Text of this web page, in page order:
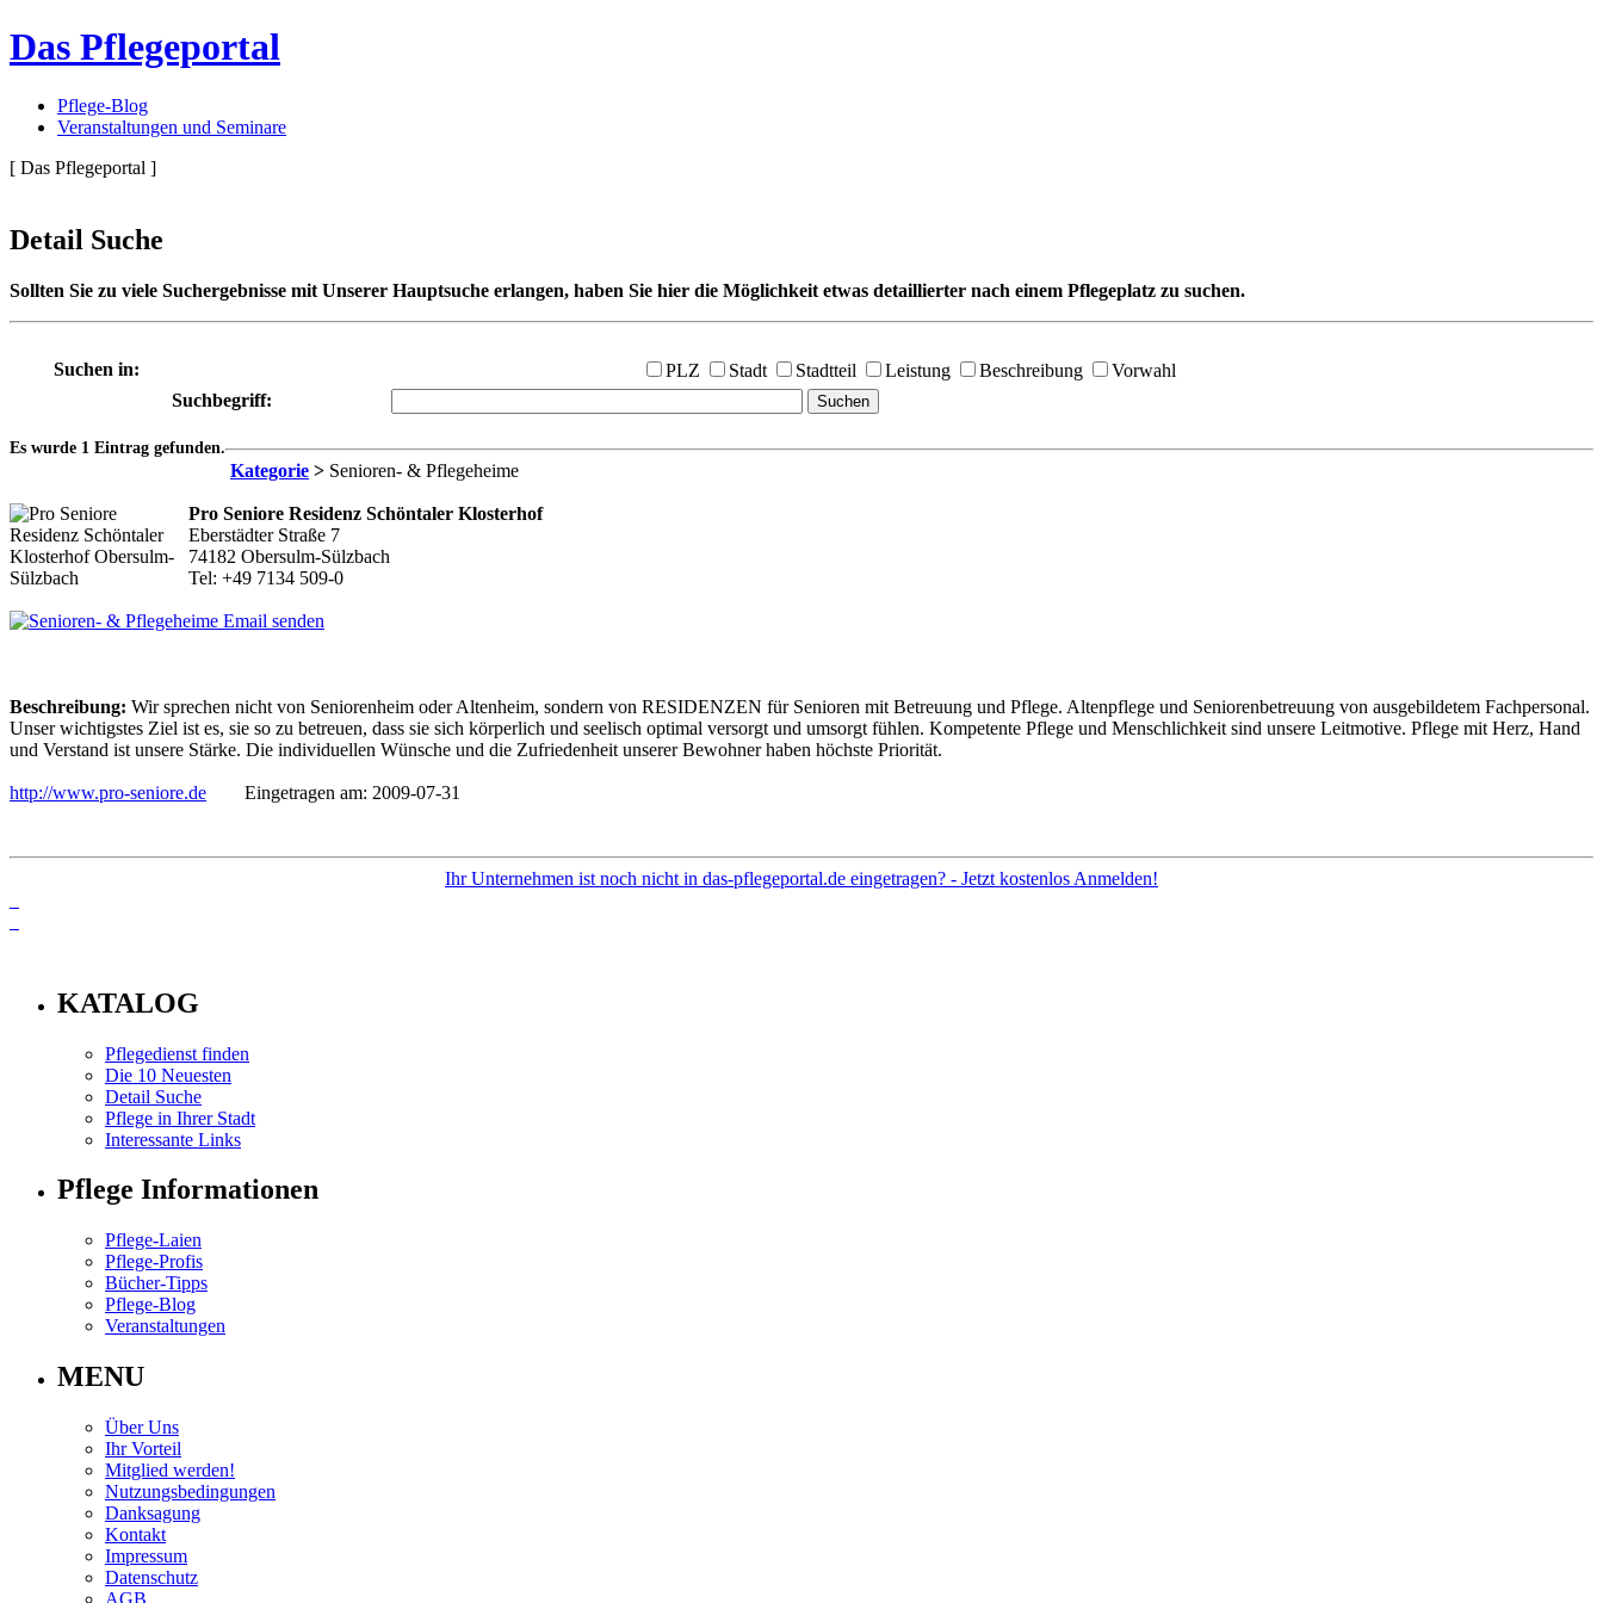
Das Pflegeportal
Pflege-Blog
Veranstaltungen und Seminare
[ Das Pflegeportal ]
Detail Suche
Sollten Sie zu viele Suchergebnisse mit Unserer Hauptsuche erlangen, haben Sie hier die Möglichkeit etwas detaillierter nach einem Pflegeplatz zu suchen.
Suchen in: PLZ Stadt Stadtteil Leistung Beschreibung
Vorwahl
Suchbegriff:
Es wurde 1 Eintrag gefunden.
Kategorie > Senioren- & Pflegeheime
Pro Seniore Residenz Schöntaler Klosterhof
Eberstädter Straße 7
74182 Obersulm-Sülzbach
Tel: +49 7134 509-0
Email senden
Beschreibung: Wir sprechen nicht von Seniorenheim oder Altenheim, sondern von RESIDENZEN für Senioren mit Betreuung und Pflege. Altenpflege und Seniorenbetreuung von ausgebildetem Fachpersonal.
Unser wichtigstes Ziel ist es, sie so zu betreuen, dass sie sich körperlich und seelisch optimal versorgt und umsorgt fühlen. Kompetente Pflege und Menschlichkeit sind unsere Leitmotive. Pflege mit Herz, Hand
und Verstand ist unsere Stärke. Die individuellen Wünsche und die Zufriedenheit unserer Bewohner haben höchste Priorität.
http://www.pro-seniore.de Eingetragen am: 2009-07-31
Ihr Unternehmen ist noch nicht in das-pflegeportal.de eingetragen? - Jetzt kostenlos Anmelden!
KATALOG
Pflegedienst finden
Die 10 Neuesten
Detail Suche
Pflege in Ihrer Stadt
Interessante Links
Pflege Informationen
Pflege-Laien
Pflege-Profis
Bücher-Tipps
Pflege-Blog
Veranstaltungen
MENU
Über Uns
Ihr Vorteil
Mitglied werden!
Nutzungsbedingungen
Danksagung
Kontakt
Impressum
Datenschutz